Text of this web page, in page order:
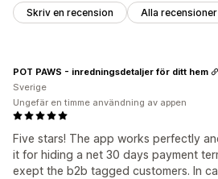
Klickfrekvenser Konverteringsgrad
Skriv en recension Alla recensioner
Five stars! The app works perfectly
it for hiding a net 30 days payment
exept the b2b tagged customers. In
POT PAWS - inredningsdetaljer för ditt hem
Sverige
Ungefär en timme användning av appen